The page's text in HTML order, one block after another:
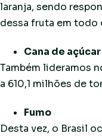
laranja, sendo
dessa fruta em todo
Cana de açúcar
Também lideramos
a 610,1 milhões de
Fumo
Desta vez, o Brasil